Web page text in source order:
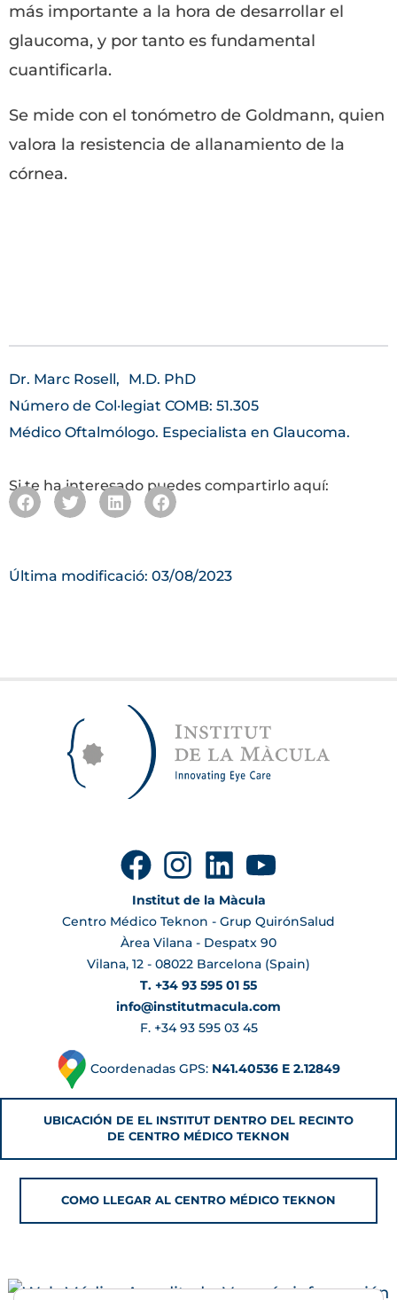
más importante a la hora de desarrollar el
glaucoma, y por tanto es fundamental
cuantificarla.
Se mide con el tonómetro de Goldmann, quien
valora la resistencia de allanamiento de la
córnea.
Dr. Marc Rosell,
M.D. PhD
Número de Col·legiat COMB: 51.305
Médico Oftalmólogo. Especialista en Glaucoma.
Si te ha interesado puedes compartirlo aquí:
Última modificació: 03/08/2023
Institut de la Màcula
Centro Médico Teknon - Grup QuirónSalud
Àrea Vilana - Despatx 90
Vilana, 12 - 08022 Barcelona (Spain)
T. +34 93 595 01 55
info@institutmacula.com
F. +34 93 595 03 45
Coordenadas GPS: N41.40536 E 2.12849
UBICACIÓN DE EL INSTITUT DENTRO DEL RECINTO
DE CENTRO MÉDICO TEKNON
COMO LLEGAR AL CENTRO MÉDICO TEKNON